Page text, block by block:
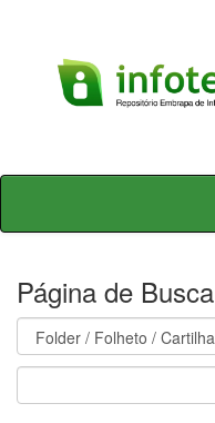
Skip
Página de Busca